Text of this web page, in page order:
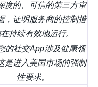
度的、可信的第三方审
，证明服务商的控制措
持续有效地运行。
的社交App涉及健康领
是进入美国市场的强制
性要求。